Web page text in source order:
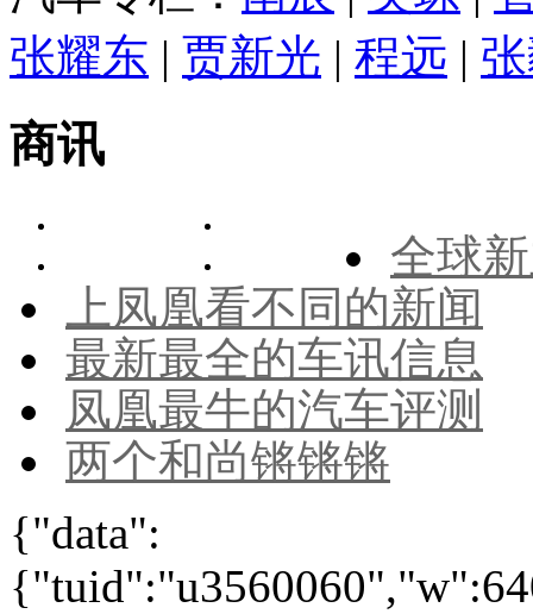
张耀东 | 贾新光 | 程远 |
商讯
全球
上凤凰看不同的新闻
最新最全的车讯信息
凤凰最牛的汽车评测
两个和尚锵锵锵
{"data":